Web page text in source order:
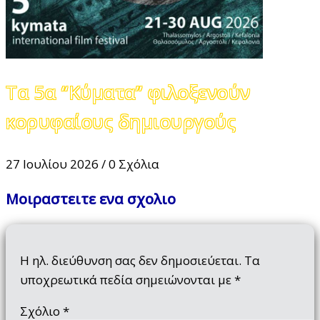
Τα 5α “Κύματα” φιλοξενούν
κορυφαίους δημιουργούς
27 Ιουλίου 2026 /0 Σχόλια
Μοιραστειτε ενα σχολιο
Η ηλ. διεύθυνση σας δεν δημοσιεύεται. Τα
υποχρεωτικά πεδία σημειώνονται με*
Σχόλιο *